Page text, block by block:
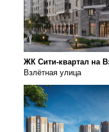
ЖК Сити-квартал на
Взлётная улица